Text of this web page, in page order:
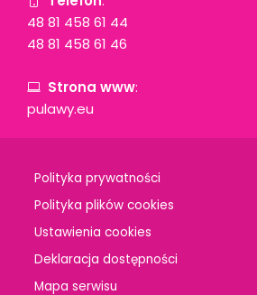
48 81 458 61 44
48 81 458 61 46
Strona www:
pulawy.eu
Polityka prywatności
Polityka plików cookies
Ustawienia cookies
Deklaracja dostępności
Mapa serwisu